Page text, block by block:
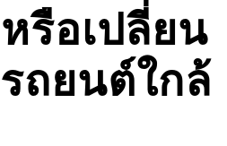
รือเปลี่ยน
ถยนต์ใกล้